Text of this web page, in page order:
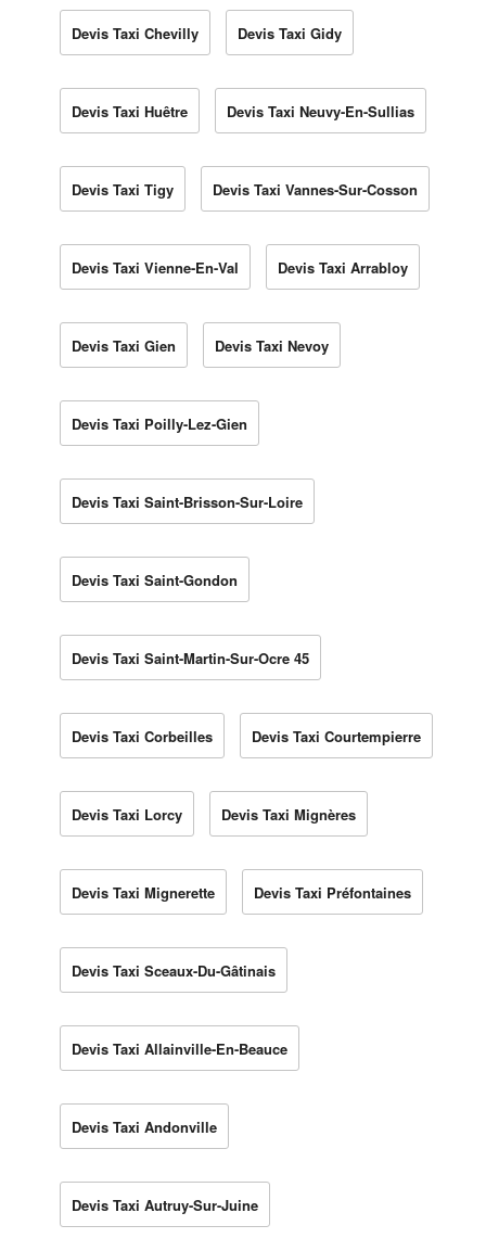
Devis Taxi Chevilly Devis Taxi Gidy
Devis Taxi Huêtre Devis Taxi Neuvy-En-Sullias
Devis Taxi Tigy Devis Taxi Vannes-Sur-Cosson
Devis Taxi Vienne-En-Val Devis Taxi Arrabloy
Devis Taxi Gien Devis Taxi Nevoy
Devis Taxi Poilly-Lez-Gien
Devis Taxi Saint-Brisson-Sur-Loire
Devis Taxi Saint-Gondon
Devis Taxi Saint-Martin-Sur-Ocre 45
Devis Taxi Corbeilles Devis Taxi Courtempierre
Devis Taxi Lorcy Devis Taxi Mignères
Devis Taxi Mignerette Devis Taxi Préfontaines
Devis Taxi Sceaux-Du-Gâtinais
Devis Taxi Allainville-En-Beauce
Devis Taxi Andonville
Devis Taxi Autruy-Sur-Juine